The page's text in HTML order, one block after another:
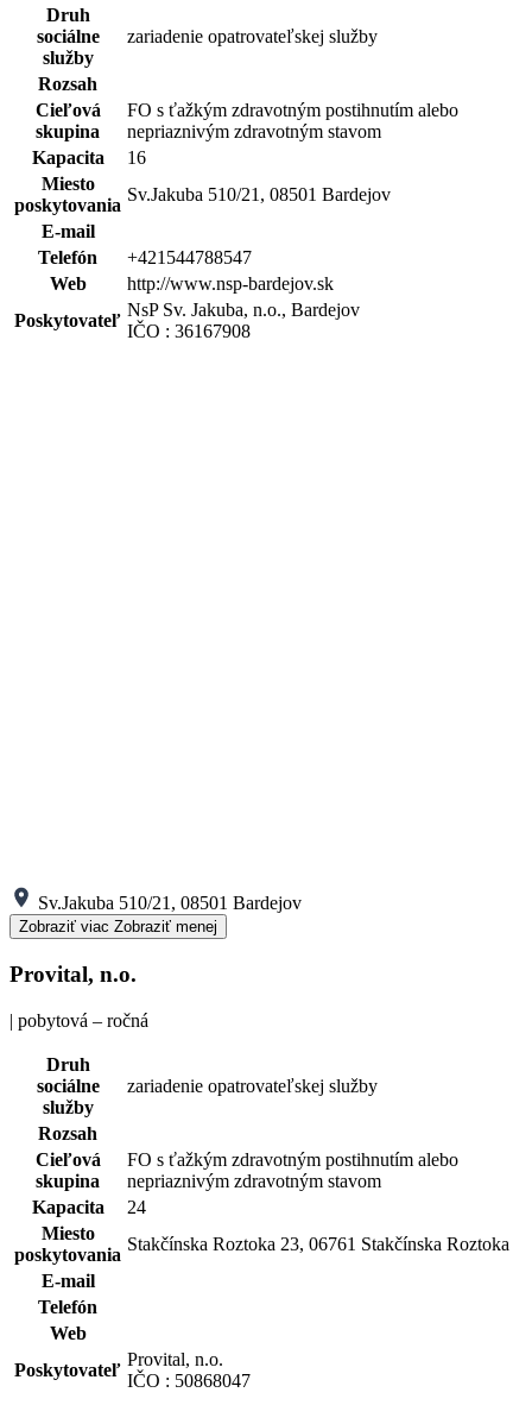
Druh
sociálne
služby
zariadenie opatrovateľskej služby
Rozsah
Cieľová
skupina
FO s ťažkým zdravotným postihnutím alebo
nepriaznivým zdravotným stavom
Kapacita
16
Miesto
poskytovania
Sv.Jakuba 510/21, 08501 Bardejov
E-mail
Telefón
+421544788547
Web
http://www.nsp-bardejov.sk
Poskytovateľ
NsP Sv. Jakuba, n.o., Bardejov
IČO : 36167908
Sv.Jakuba 510/21, 08501 Bardejov
Zobraziť viac Zobraziť menej
Provital, n.o.
| pobytová – ročná
Druh
sociálne
služby
zariadenie opatrovateľskej služby
Rozsah
Cieľová
skupina
FO s ťažkým zdravotným postihnutím alebo
nepriaznivým zdravotným stavom
Kapacita
24
Miesto
poskytovania
Stakčínska Roztoka 23, 06761 Stakčínska Roztoka
E-mail
Telefón
Web
Poskytovateľ
Provital, n.o.
IČO : 50868047